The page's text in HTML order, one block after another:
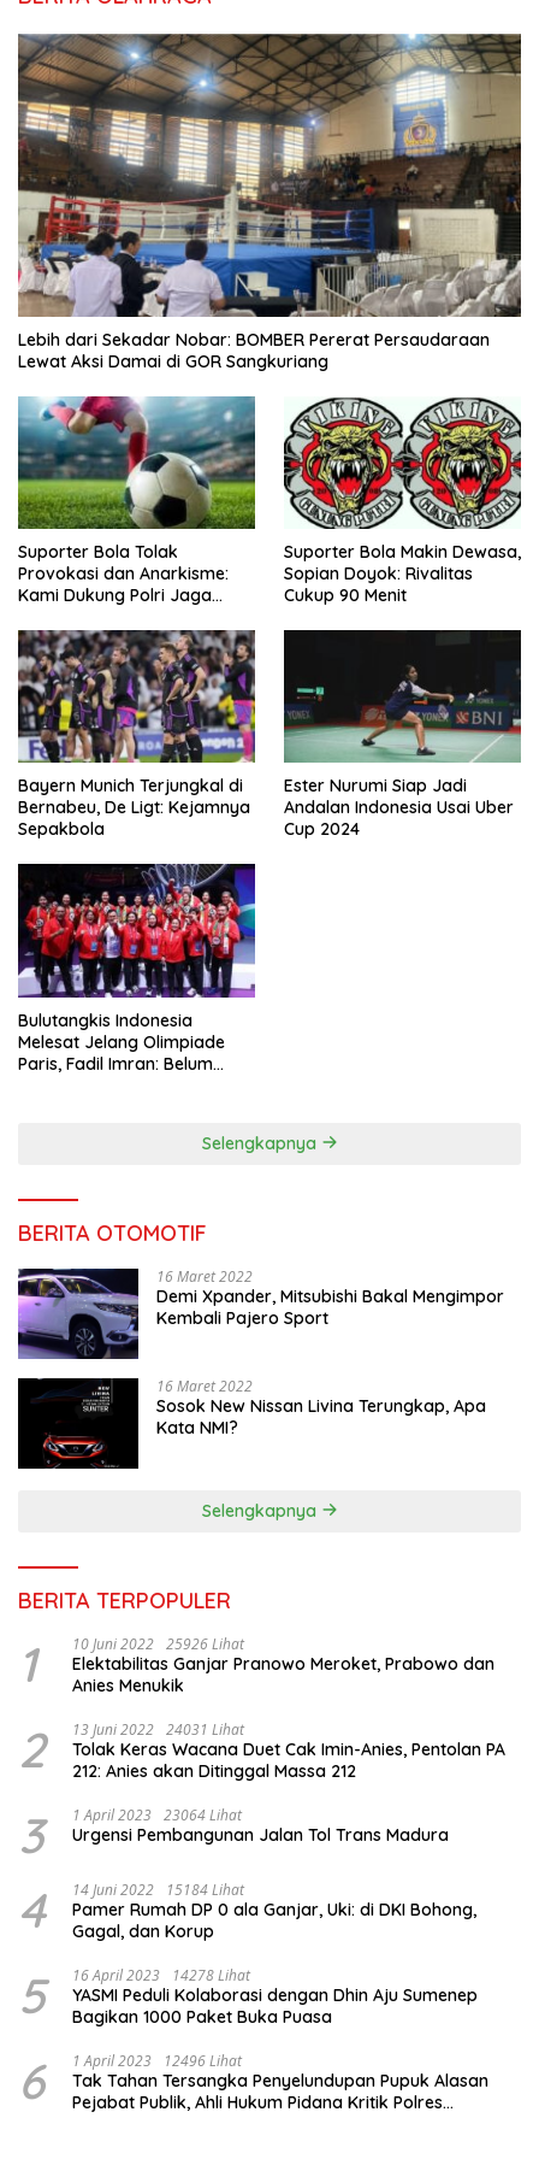
Lebih dari Sekadar Nobar: BOMBER Pererat Persaudaraan
Lewat Aksi Damai di GOR Sangkuriang
Suporter Bola Tolak
Provokasi dan Anarkisme:
Kami Dukung Polri Jaga
Suporter Bola Makin Dewasa,
Sopian Doyok: Rivalitas
Cukup 90 Menit
Bayern Munich Terjungkal di
Bernabeu, De Ligt: Kejamnya
Sepakbola
Ester Nurumi Siap Jadi
Andalan Indonesia Usai Uber
Cup 2024
Bulutangkis Indonesia
Melesat Jelang Olimpiade
Paris, Fadil Imran: Belum
Selengkapnya
BERITA OTOMOTIF
16 Maret 2022
Demi Xpander, Mitsubishi Bakal Mengimpor
Kembali Pajero Sport
16 Maret 2022
Sosok New Nissan Livina Terungkap, Apa
Kata NMI?
Selengkapnya
BERITA TERPOPULER
1 10 Juni 2022 25926 Lihat
Elektabilitas Ganjar Pranowo Meroket, Prabowo dan
Anies Menukik
2 13 Juni 2022 24031 Lihat
Tolak Keras Wacana Duet Cak Imin-Anies, Pentolan PA
212: Anies akan Ditinggal Massa 212
3 1 April 2023 23064 Lihat
Urgensi Pembangunan Jalan Tol Trans Madura
4 14 Juni 2022 15184 Lihat
Pamer Rumah DP 0 ala Ganjar, Uki: di DKI Bohong,
Gagal, dan Korup
5 16 April 2023 14278 Lihat
YASMI Peduli Kolaborasi dengan Dhin Aju Sumenep
Bagikan 1000 Paket Buka Puasa
6 1 April 2023 12496 Lihat
Tak Tahan Tersangka Penyelundupan Pupuk Alasan
Pejabat Publik, Ahli Hukum Pidana Kritik Polres